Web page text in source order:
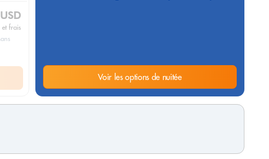
et frais
Voir les options de nuitée